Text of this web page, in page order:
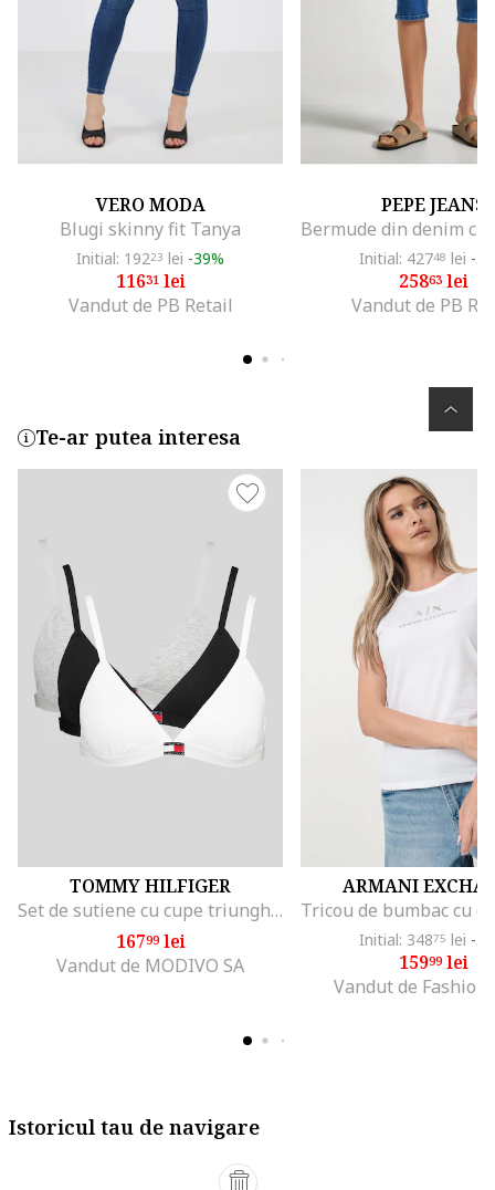
VERO MODA
Blugi skinny fit Tanya
Initial: 19223 lei -39%
11631lei
Vandut de PB Retail
PEPE JEANS
Initial: 42748 lei -
25863lei
Vandut de PB
Te-ar putea interesa
TOMMY HILFIGER
Set de sutiene cu cupe triunghiulare si detaliu logo - 3 perechi, Alb/Negru/Gri melange
16799lei
Vandut de MODIVO SA
ARMANI
Initial: 34875 lei -
15999lei
Vandut de Fashion
Istoricul tau de navigare